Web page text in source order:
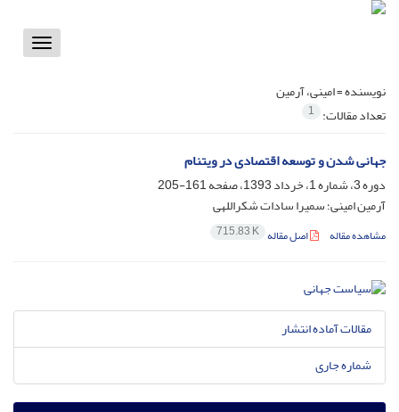
Toggle
نویسنده =امینی، آرمین
تعداد مقالات: 1
جهانی شدن و توسعه اقتصادی در ویتنام
دوره 3، شماره 1، خرداد 1393، صفحه
161-205
آرمین امینی؛ سمیرا سادات شکراللهی
مشاهده مقاله اصل مقاله 715.83 K
مقالات آماده انتشار
شماره جاری